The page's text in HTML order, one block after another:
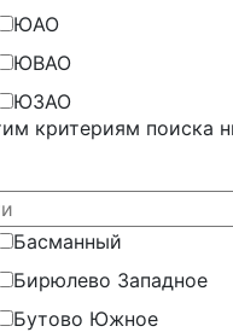
ЮАО
ЮВАО
ЮЗАО
критериям поиска
Басманный
Бирюлево Западное
Бутово Южное